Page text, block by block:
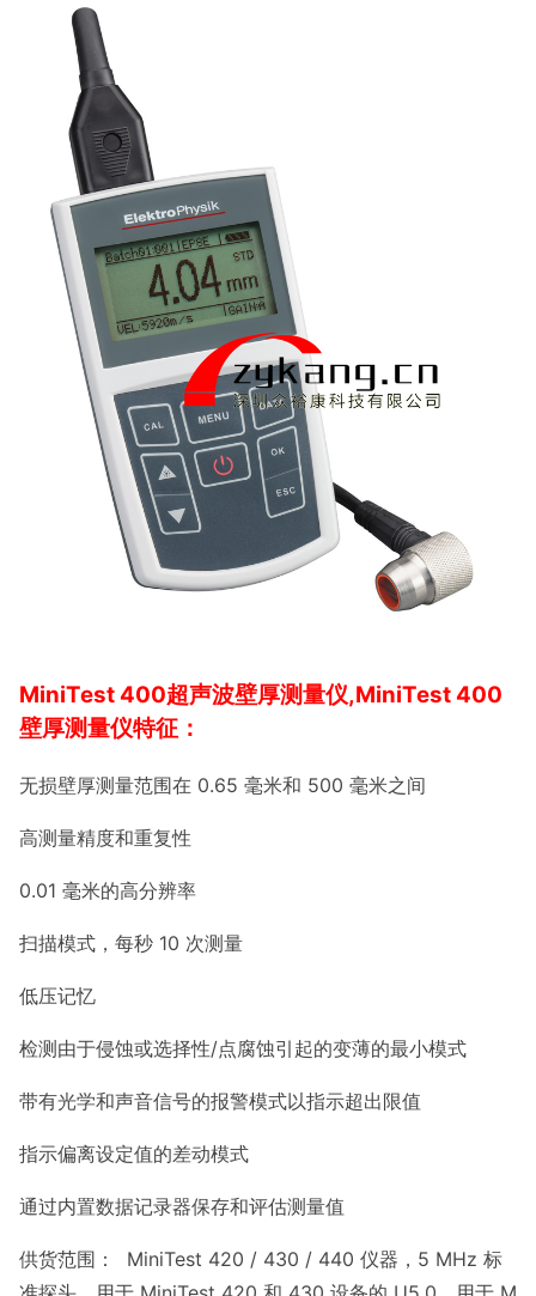
MiniTest 400超声波壁厚测量仪,MiniTest 400
壁厚测量仪特征：
无损壁厚测量范围在 0.65 毫米和 500 毫米之间
高测量精度和重复性
0.01 毫米的高分辨率
扫描模式，每秒 10 次测量
低压记忆
检测由于侵蚀或选择性/点腐蚀引起的变薄的最小模式
带有光学和声音信号的报警模式以指示超出限值
指示偏离设定值的差动模式
通过内置数据记录器保存和评估测量值
供货范围： MiniTest 420 / 430 / 440 仪器，5 MHz 标